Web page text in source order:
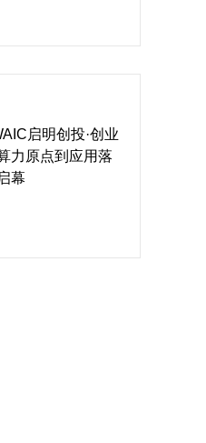
启明创投·创业
原点到应用落
幕